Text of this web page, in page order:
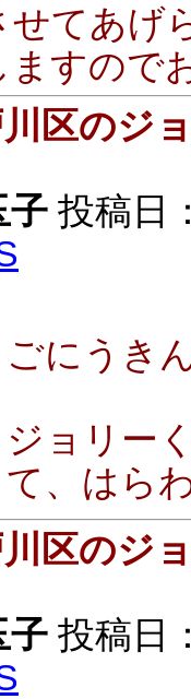
せてあげ
ますので
区のジ
子 投稿日
ごにうき
ジョリー
て、はら
区のジ
子 投稿日